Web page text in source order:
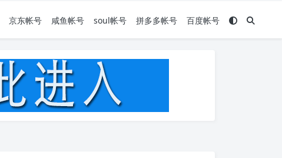
京东帐号 咸鱼帐号 soul帐号 拼多多帐号 百度帐号